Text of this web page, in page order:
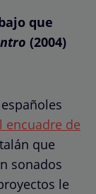
que
(2004)
encuadre de
que
sonados
le